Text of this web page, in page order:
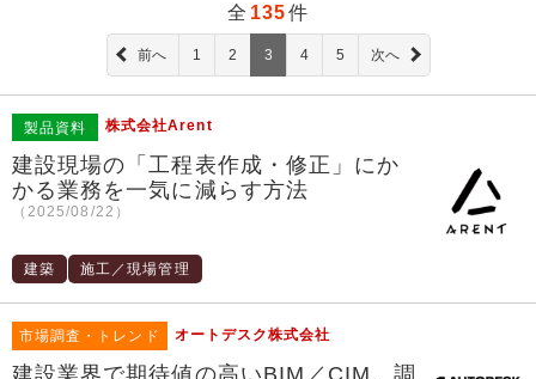
全 135件
前へ 1 2 3 4 5 次へ
製品資料 株式会社Arent
建設現場の「工程表作成・修正」にか
かる業務を一気に減らす方法
（2025/08/22）
建築 施工／現場管理
市場調査・トレンド オートデスク株式会社
建設業界で期待値の高いBIM／CIM、調